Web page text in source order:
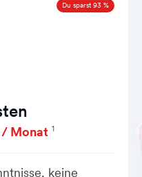
Du sparst 93 %
/ Monat 1
keine